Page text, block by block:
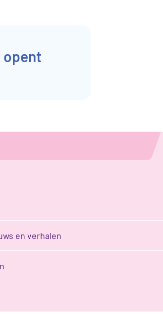
opent
en verhalen